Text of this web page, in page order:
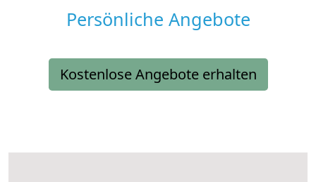
Persönliche Angebote
Kostenlose Angebote erhalten